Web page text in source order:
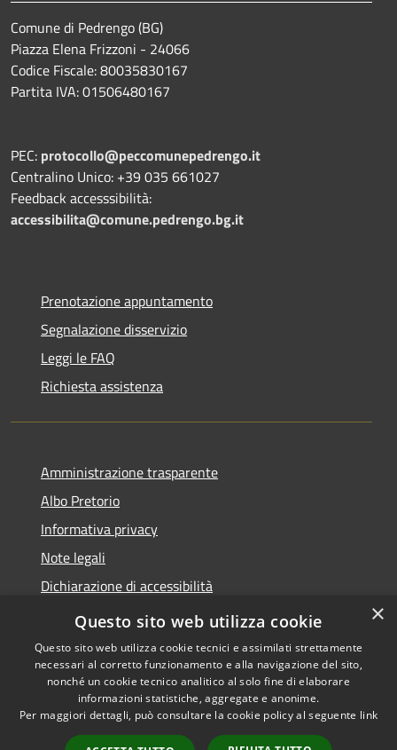
Comune di Pedrengo (BG)
Piazza Elena Frizzoni - 24066
Codice Fiscale: 80035830167
Partita IVA: 01506480167
PEC: protocollo@peccomunepedrengo.it
Centralino Unico: +39 035 661027
Feedback accesssibilità:
accessibilita@comune.pedrengo.bg.it
Prenotazione appuntamento
Segnalazione disservizio
Leggi le FAQ
Richiesta assistenza
Amministrazione trasparente
Albo Pretorio
Informativa privacy
Note legali
Dichiarazione di accessibilità
Area riservata dipendenti
Accessibilità
Copyright © 2026 • Comune di
Pedrengo • Powered by
×
Questo sito web utilizza cookie
Questo sito web utilizza cookie tecnici e assimilati strettamente
necessari al corretto funzionamento e alla navigazione del sito,
nonché un cookie tecnico analitico al solo fine di elaborare
informazioni statistiche, aggregate e anonime.
Per maggiori dettagli, può consultare la cookie policy al seguente link